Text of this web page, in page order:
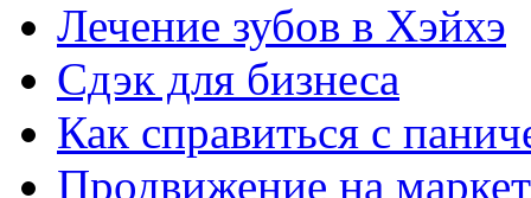
Лечение зубов в Хэйхэ
Сдэк для бизнеса
Как справиться с
Продвижение на